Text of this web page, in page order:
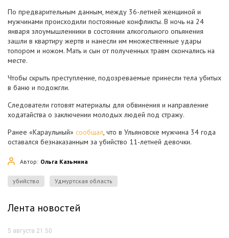
По предварительным данным, между 36-летней женщиной и
мужчинами происходили постоянные конфликты. В ночь на 24
января злоумышленники в состоянии алкогольного опьянения
зашли в квартиру жертв и нанесли им множественные удары
топором и ножом. Мать и сын от полученных травм скончались на
месте.
Чтобы скрыть преступление, подозреваемые принесли тела убитых
в баню и подожгли.
Следователи готовят материалы для обвинения и направление
ходатайства о заключении молодых людей под стражу.
Ранее «Караульный» сообщал, что в Ульяновске мужчина 34 года
оставался безнаказанным за убийство 11-летней девочки.
Автор: Ольга Казьмина
убийство Удмуртская область
Лента новостей
5 августа 21:50